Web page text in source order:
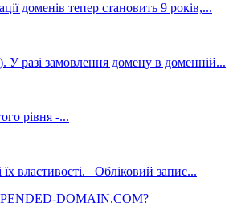
доменів тепер становить 9 років,...
У разі замовлення домену в доменній...
рівня -...
властивості. Обліковий запис...
DOMAIN.COM?